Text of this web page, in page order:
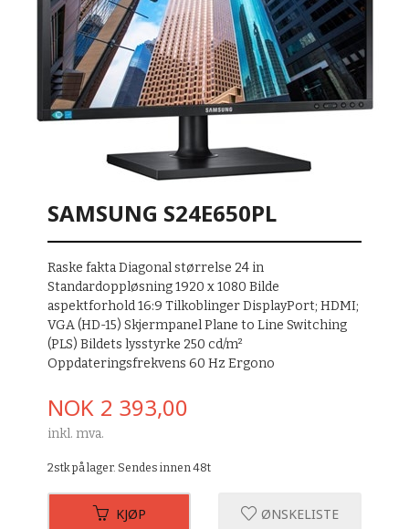
SAMSUNG S24E650PL
Raske fakta Diagonal størrelse 24 in
Standardoppløsning 1920 x 1080 Bilde
aspektforhold 16:9 Tilkoblinger DisplayPort; HDMI;
VGA (HD-15) Skjermpanel Plane to Line Switching
(PLS) Bildets lysstyrke 250 cd/m²
Oppdateringsfrekvens 60 Hz Ergono
Pris
NOK 2 393,00
inkl. mva.
2stk på lager. Sendes innen 48t
KJØP ØNSKELISTE